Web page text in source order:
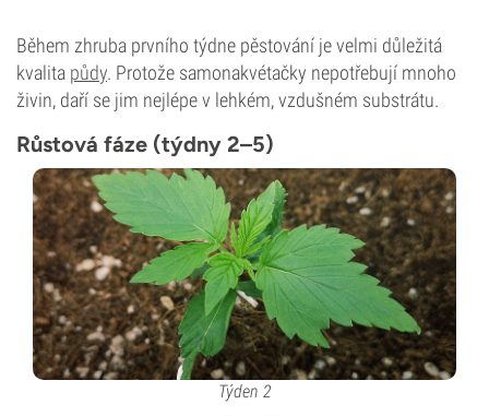
Během zhruba prvního týdne pěstování je velmi důležitá
kvalita půdy. Protože samonakvétačky nepotřebují mnoho
živin, daří se jim nejlépe v lehkém, vzdušném substrátu.
Růstová fáze (týdny 2–5)
Týden 2